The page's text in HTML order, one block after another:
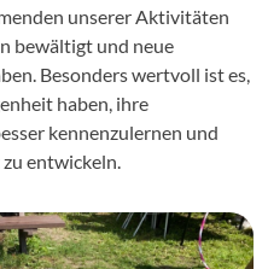
unserer Aktivitäten
bewältigt und neue
Besonders wertvoll ist es,
haben, ihre
kennenzulernen und
entwickeln.